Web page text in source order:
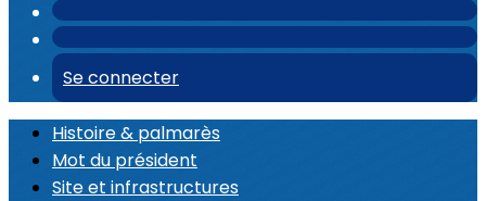
Se connecter
Histoire & palmarès
Mot du président
Site et infrastructures